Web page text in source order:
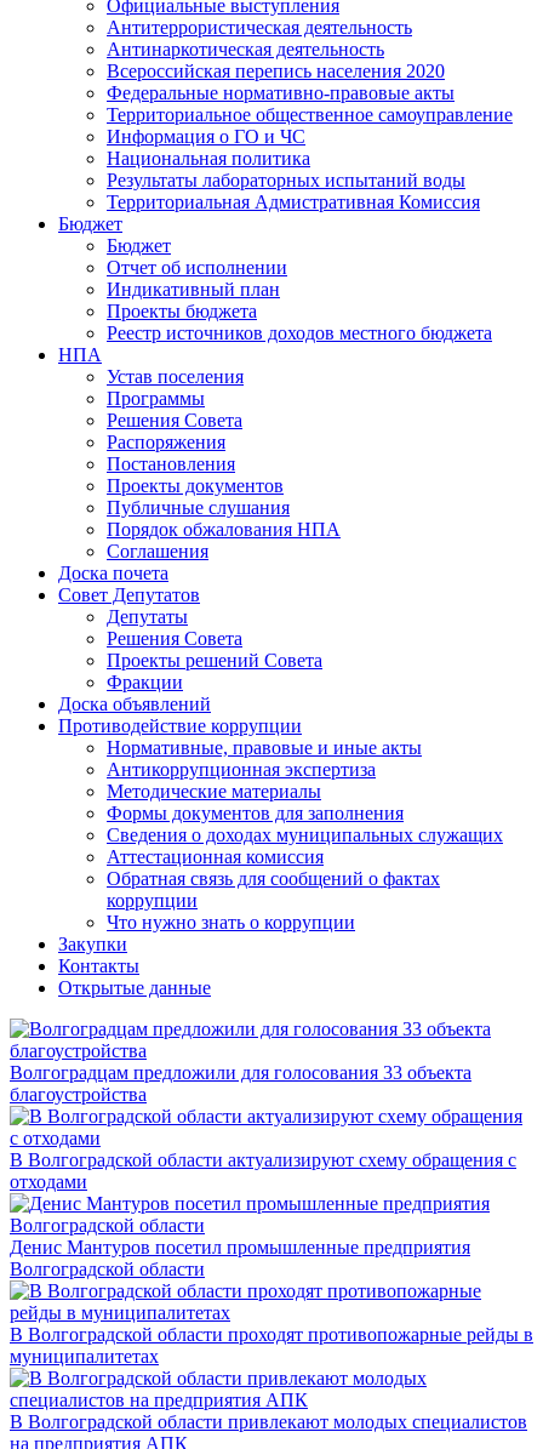
Официальные выступления
Антитеррористическая деятельность
Антинаркотическая деятельность
Всероссийская перепись населения 2020
Федеральные нормативно-правовые акты
Территориальное общественное самоуправление
Информация о ГО и ЧС
Национальная политика
Результаты лабораторных испытаний воды
Территориальная Адмистративная Комиссия
Бюджет
Бюджет
Отчет об исполнении
Индикативный план
Проекты бюджета
Реестр источников доходов местного бюджета
НПА
Устав поселения
Программы
Решения Совета
Распоряжения
Постановления
Проекты документов
Публичные слушания
Порядок обжалования НПА
Соглашения
Доска почета
Совет Депутатов
Депутаты
Решения Совета
Проекты решений Совета
Фракции
Доска объявлений
Противодействие коррупции
Нормативные, правовые и иные акты
Антикоррупционная экспертиза
Методические материалы
Формы документов для заполнения
Сведения о доходах муниципальных служащих
Аттестационная комиссия
Обратная связь для сообщений о фактах
коррупции
Что нужно знать о коррупции
Закупки
Контакты
Открытые данные
Волгоградцам предложили для голосования 33 объекта
благоустройства
В Волгоградской области актуализируют схему обращения с
отходами
Денис Мантуров посетил промышленные предприятия
Волгоградской области
В Волгоградской области проходят противопожарные рейды в
муниципалитетах
В Волгоградской области привлекают молодых специалистов
на предприятия АПК